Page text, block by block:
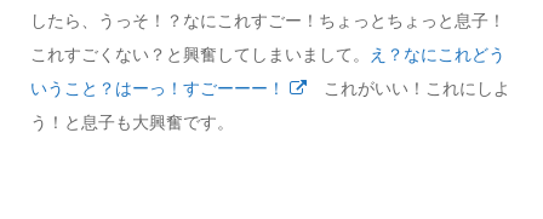
したら、うっそ！？なにこれすごー！ちょっとちょっと息子！
これすごくない？と興奮してしまいまして。 え？なにこれどう
いうこと？はーっ！すごーーー！
これがいい！これにしよ
う！と息子も大興奮です。